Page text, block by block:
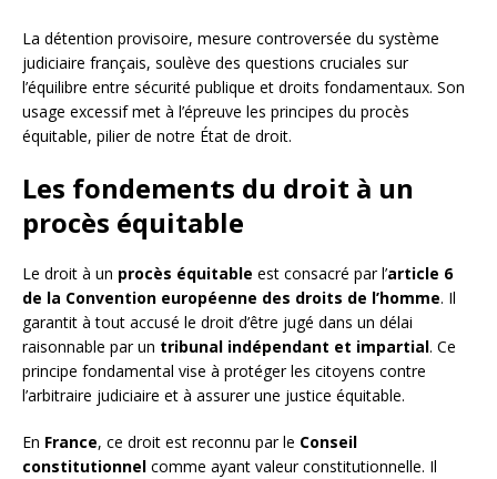
La détention provisoire, mesure controversée du système
judiciaire français, soulève des questions cruciales sur
l’équilibre entre sécurité publique et droits fondamentaux. Son
usage excessif met à l’épreuve les principes du procès
équitable, pilier de notre État de droit.
Les fondements du droit à un
procès équitable
Le droit à un procès équitable est consacré par l’article 6
de la Convention européenne des droits de l’homme. Il
garantit à tout accusé le droit d’être jugé dans un délai
raisonnable par un tribunal indépendant et impartial. Ce
principe fondamental vise à protéger les citoyens contre
l’arbitraire judiciaire et à assurer une justice équitable.
En France, ce droit est reconnu par le Conseil
constitutionnel comme ayant valeur constitutionnelle. Il